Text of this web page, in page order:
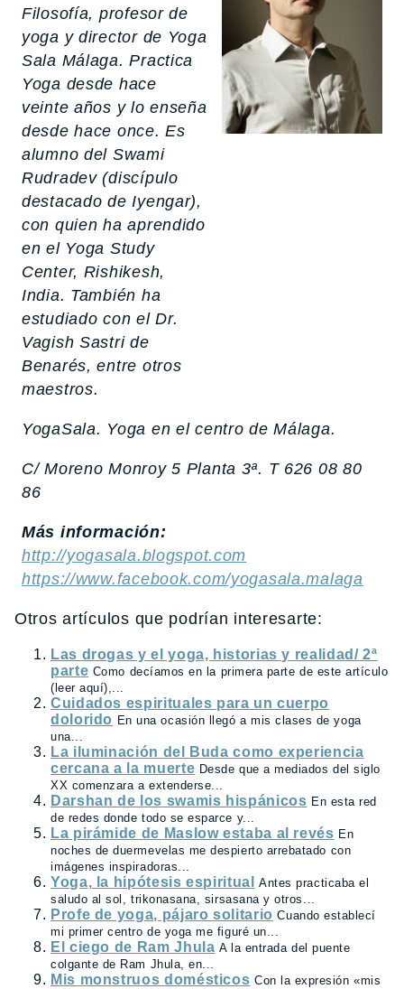
Filosofía, profesor de
yoga y director de Yoga
Sala Málaga. Practica
Yoga desde hace
veinte años y lo enseña
desde hace once. Es
alumno del Swami
Rudradev (discípulo
destacado de Iyengar),
con quien ha aprendido
en el Yoga Study
Center, Rishikesh,
India. También ha
estudiado con el Dr.
Vagish Sastri de
Benarés, entre otros
maestros.
YogaSala. Yoga en el centro de Málaga.
C/ Moreno Monroy 5 Planta 3ª. T 626 08 80
86
Más información:
http://yogasala.blogspot.com
https://www.facebook.com/yogasala.malaga
Otros artículos que podrían interesarte:
Las drogas y el yoga, historias y realidad/ 2ª
parte Como decíamos en la primera parte de este artículo
(leer aquí),...
Cuidados espirituales para un cuerpo
dolorido En una ocasión llegó a mis clases de yoga
una...
La iluminación del Buda como experiencia
cercana a la muerte Desde que a mediados del siglo
XX comenzara a extenderse...
Darshan de los swamis hispánicos En esta red
de redes donde todo se esparce y...
La pirámide de Maslow estaba al revés En
noches de duermevelas me despierto arrebatado con
imágenes inspiradoras...
Yoga, la hipótesis espiritual
Antes practicaba el
saludo al sol, trikonasana, sirsasana y otros...
Profe de yoga, pájaro solitario Cuando establecí
mi primer centro de yoga me figuré un...
El ciego de Ram Jhula A la entrada del puente
colgante de Ram Jhula, en...
Mis monstruos domésticos Con la expresión «mis